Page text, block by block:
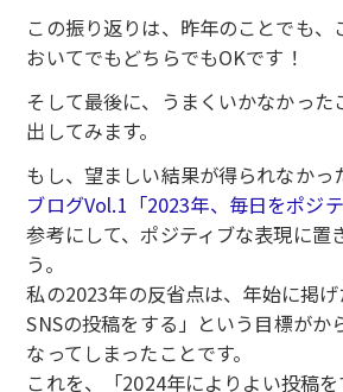
この振り返りは、昨年のことでも、
おいてでもどちらでもOKです！
そして最後に、うまくいかなかった
出してみます。
もし、望ましい結果が得られなかっ
ブログVol.1「2023年、毎日をポジテ
参考にして、ポジティブな表現に置
う。
私の2023年の反省点は、年始に掲
SNSの投稿をする」という目標がか
なってしまったことです。
これを、「2024年によりよい投稿